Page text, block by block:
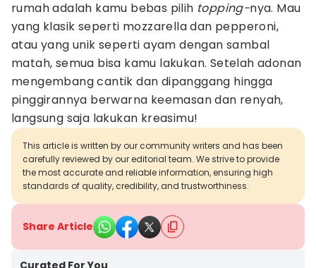
rumah adalah kamu bebas pilih topping-nya. Mau
yang klasik seperti mozzarella dan pepperoni,
atau yang unik seperti ayam dengan sambal
matah, semua bisa kamu lakukan. Setelah adonan
mengembang cantik dan dipanggang hingga
pinggirannya berwarna keemasan dan renyah,
langsung saja lakukan kreasimu!
This article is written by our community writers and has been
carefully reviewed by our editorial team. We strive to provide
the most accurate and reliable information, ensuring high
standards of quality, credibility, and trustworthiness.
Share Article
Curated For You